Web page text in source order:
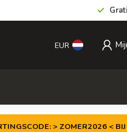
EUR
> ZOMER2026 <